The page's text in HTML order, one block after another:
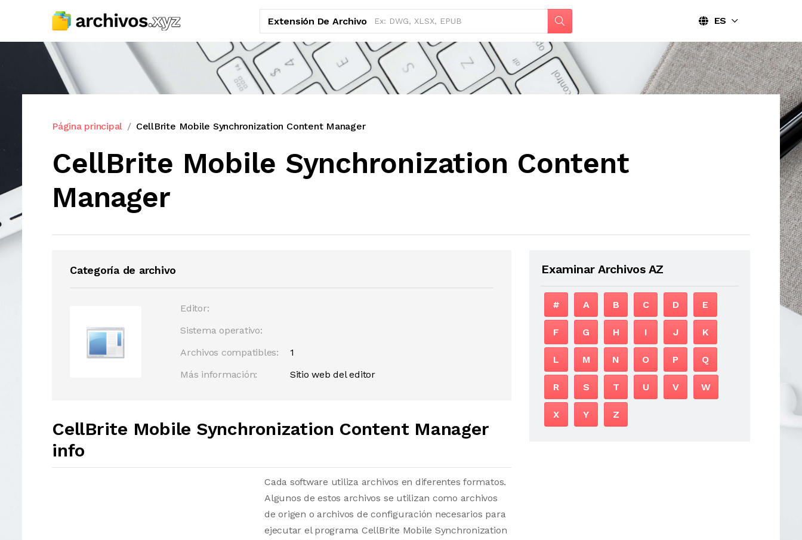
Extensión De Archivo ES
Página principal CellBrite Mobile Synchronization Content Manager
CellBrite Mobile Synchronization Content
Manager
Categoría de archivo
Editor:
Sistema operativo:
Archivos compatibles:
1
Más información:
Sitio web del editor
CellBrite Mobile Synchronization Content Manager
info
Cada software utiliza archivos en diferentes formatos.
Algunos de estos archivos se utilizan como archivos
de origen o archivos de configuración necesarios para
ejecutar el programa CellBrite Mobile Synchronization
Examinar Archivos AZ
# A B C D E
F G H I J K
L M N O P Q
R S T U V W
X Y Z